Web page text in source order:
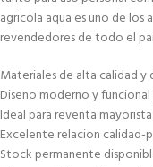
agricola aqua es uno de los
revendedores de todo el
Materiales de alta calidad
Diseno moderno y funcional
Ideal para reventa
Excelente relacion calidad-
Stock permanente